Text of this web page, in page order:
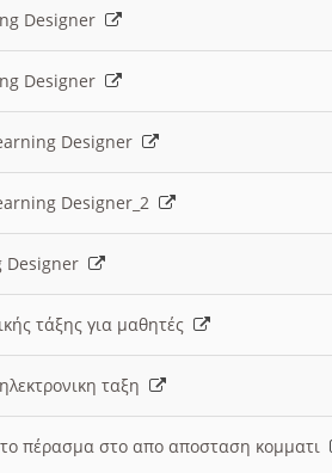
Designer
Designer
Designer
Designer_2
Designer
τάξης για μαθητές
ταξη
το πέρασμα στο απο αποσταση κομματι